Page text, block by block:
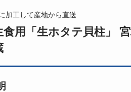
加工して産地から直送
食用「生ホタテ貝柱」